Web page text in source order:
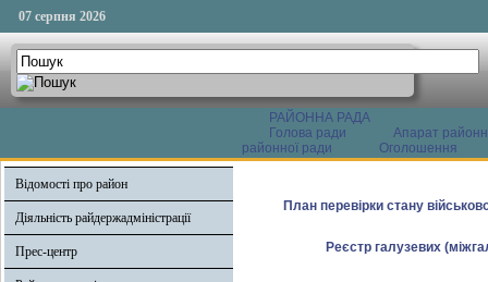
07 серпня 2026
РАЙОННА РАДА
Голова ради
Апарат
районної ради
Оголошення
Відомості про район
Діяльність райдержадміністрації
Прес-центр
План перевірки стану
Реєстр галузевих